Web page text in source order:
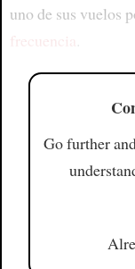
uno de sus vuelos
frecuencia
Go further